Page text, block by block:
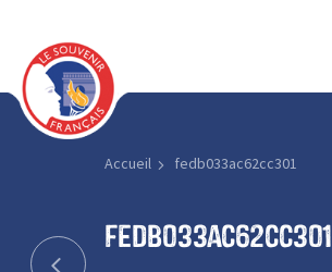
Accueil fedb033ac62cc301
fedb033ac62cc301